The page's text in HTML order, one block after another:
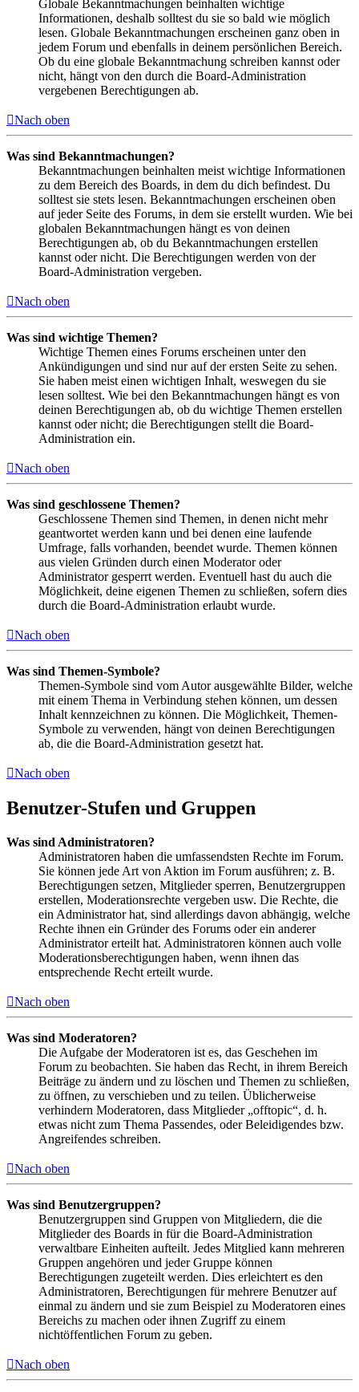
Globale Bekanntmachungen beinhalten wichtige
Informationen, deshalb solltest du sie so bald wie möglich
lesen. Globale Bekanntmachungen erscheinen ganz oben in
jedem Forum und ebenfalls in deinem persönlichen Bereich.
Ob du eine globale Bekanntmachung schreiben kannst oder
nicht, hängt von den durch die Board-Administration
vergebenen Berechtigungen ab.
Nach oben
Was sind Bekanntmachungen?
Bekanntmachungen beinhalten meist wichtige Informationen
zu dem Bereich des Boards, in dem du dich befindest. Du
solltest sie stets lesen. Bekanntmachungen erscheinen oben
auf jeder Seite des Forums, in dem sie erstellt wurden. Wie bei
globalen Bekanntmachungen hängt es von deinen
Berechtigungen ab, ob du Bekanntmachungen erstellen
kannst oder nicht. Die Berechtigungen werden von der
Board-Administration vergeben.
Nach oben
Was sind wichtige Themen?
Wichtige Themen eines Forums erscheinen unter den
Ankündigungen und sind nur auf der ersten Seite zu sehen.
Sie haben meist einen wichtigen Inhalt, weswegen du sie
lesen solltest. Wie bei den Bekanntmachungen hängt es von
deinen Berechtigungen ab, ob du wichtige Themen erstellen
kannst oder nicht; die Berechtigungen stellt die Board-
Administration ein.
Nach oben
Was sind geschlossene Themen?
Geschlossene Themen sind Themen, in denen nicht mehr
geantwortet werden kann und bei denen eine laufende
Umfrage, falls vorhanden, beendet wurde. Themen können
aus vielen Gründen durch einen Moderator oder
Administrator gesperrt werden. Eventuell hast du auch die
Möglichkeit, deine eigenen Themen zu schließen, sofern dies
durch die Board-Administration erlaubt wurde.
Nach oben
Was sind Themen-Symbole?
Themen-Symbole sind vom Autor ausgewählte Bilder, welche
mit einem Thema in Verbindung stehen können, um dessen
Inhalt kennzeichnen zu können. Die Möglichkeit, Themen-
Symbole zu verwenden, hängt von deinen Berechtigungen
ab, die die Board-Administration gesetzt hat.
Nach oben
Benutzer-Stufen und Gruppen
Was sind Administratoren?
Administratoren haben die umfassendsten Rechte im Forum.
Sie können jede Art von Aktion im Forum ausführen; z. B.
Berechtigungen setzen, Mitglieder sperren, Benutzergruppen
erstellen, Moderationsrechte vergeben usw. Die Rechte, die
ein Administrator hat, sind allerdings davon abhängig, welche
Rechte ihnen ein Gründer des Forums oder ein anderer
Administrator erteilt hat. Administratoren können auch volle
Moderationsberechtigungen haben, wenn ihnen das
entsprechende Recht erteilt wurde.
Nach oben
Was sind Moderatoren?
Die Aufgabe der Moderatoren ist es, das Geschehen im
Forum zu beobachten. Sie haben das Recht, in ihrem Bereich
Beiträge zu ändern und zu löschen und Themen zu schließen,
zu öffnen, zu verschieben und zu teilen. Üblicherweise
verhindern Moderatoren, dass Mitglieder „offtopic“, d. h.
etwas nicht zum Thema Passendes, oder Beleidigendes bzw.
Angreifendes schreiben.
Nach oben
Was sind Benutzergruppen?
Benutzergruppen sind Gruppen von Mitgliedern, die die
Mitglieder des Boards in für die Board-Administration
verwaltbare Einheiten aufteilt. Jedes Mitglied kann mehreren
Gruppen angehören und jeder Gruppe können
Berechtigungen zugeteilt werden. Dies erleichtert es den
Administratoren, Berechtigungen für mehrere Benutzer auf
einmal zu ändern und sie zum Beispiel zu Moderatoren eines
Bereichs zu machen oder ihnen Zugriff zu einem
nichtöffentlichen Forum zu geben.
Nach oben